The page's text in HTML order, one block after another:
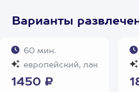
Варианты
60 мин.
европейский, лак
1450 ₽